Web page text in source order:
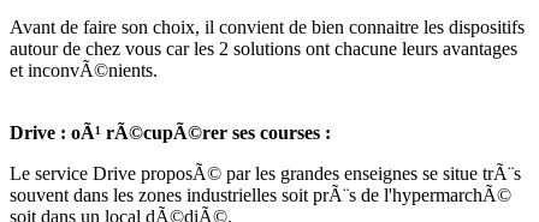
Avant de faire son choix, il convient de bien connaitre les dispositifs
autour de chez vous car les 2 solutions ont chacune leurs avantages
et inconvÃ©nients.
Drive : oÃ¹ rÃ©cupÃ©rer ses courses :
Le service Drive proposÃ© par les grandes enseignes se situe trÃ¨s
souvent dans les zones industrielles soit prÃ¨s de l'hypermarchÃ©
soit dans un local dÃ©diÃ©.